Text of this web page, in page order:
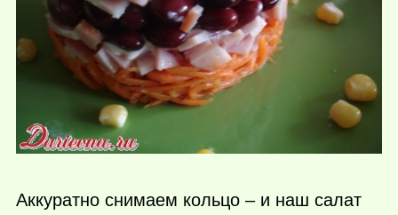
Аккуратно снимаем кольцо – и наш салат